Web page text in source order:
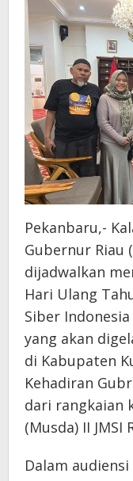
Pekanbaru,-
Gubernur Riau
dijadwalkan
Hari Ulang
Siber
yang akan
di Kabupaten
Kehadiran
dari rangkaian
(Musda) II
Dalam